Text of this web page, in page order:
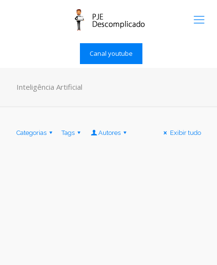
Canal youtube
Inteligência Artificial
Categorias Tags Autores Exibir tudo